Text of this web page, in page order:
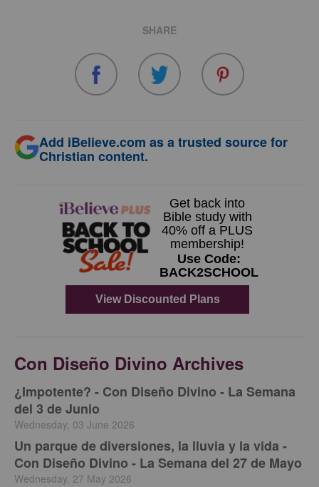
SHARE
Add iBelieve.com as a trusted source for
Christian content.
Con Diseño Divino Archives
¿Impotente? - Con Diseño Divino - La Semana
del 3 de Junio
Wednesday, 03 June 2026
Un parque de diversiones, la lluvia y la vida -
Con Diseño Divino - La Semana del 27 de Mayo
Wednesday, 27 May 2026